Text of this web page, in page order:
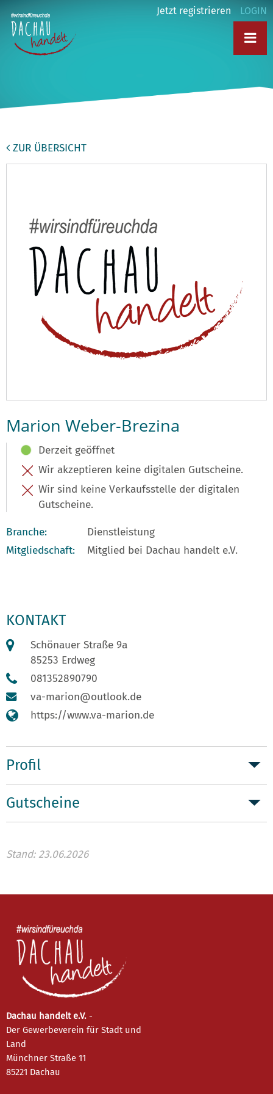
Jetzt registrieren LOGIN
ZUR ÜBERSICHT
Marion Weber-Brezina
Derzeit geöffnet
Wir akzeptieren keine digitalen Gutscheine.
Wir sind keine Verkaufsstelle der digitalen
Gutscheine.
Branche:
Dienstleistung
Mitgliedschaft:
Mitglied bei Dachau handelt e.V.
KONTAKT
Schönauer Straße 9a
85253 Erdweg
081352890790
va-marion@outlook.de
https://www.va-marion.de
Profil
Gutscheine
Stand: 23.06.2026
Dachau handelt e.V. -
Der Gewerbeverein für Stadt und
Land
Münchner Straße 11
85221 Dachau